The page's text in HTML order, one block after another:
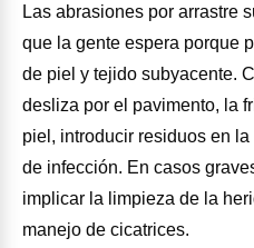
Las abrasiones por arrastre
que la gente espera porque
de piel y tejido subyacente.
desliza por el pavimento, la
piel, introducir residuos en
de infección. En casos
implicar la limpieza de la
manejo de cicatrices.